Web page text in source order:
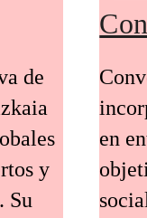
de
y
Su
en